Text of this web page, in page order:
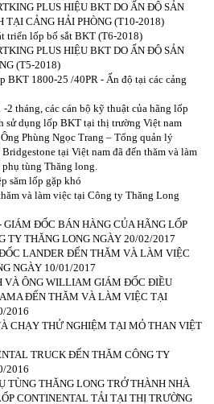
PLUS HIỆU BKT DO ẤN ĐỘ SẢN
TẠI CẢNG HẢI PHÒNG (T10-2018)
triển lốp bố sắt BKT (T6-2018)
PLUS HIỆU BKT DO ẤN ĐỘ SẢN
(T5-2018)
BKT 1800-25 /40PR - Ấn độ tại các cảng
2 tháng, các cán bộ kỹ thuật của hãng lốp
dụng lốp BKT tại thị trường Việt nam
Phùng Ngọc Trang – Tổng quản lý
tại Việt nam đã đến thăm và làm
tùng Thăng long.
săm lốp gặp khó
và làm việc tại Công ty Thăng Long
GIÁM ĐỐC BÁN HÀNG CỦA HÃNG LỐP
TY THĂNG LONG NGÀY 20/02/2017
LANDER ĐẾN THĂM VÀ LÀM VIỆC
NGÀY 10/01/2017
VÀ ÔNG WILLIAM GIÁM ĐỐC ĐIỀU
ĐẾN THĂM VÀ LÀM VIỆC TẠI
2016
CHẠY THỬ NGHIỆM TẠI MỎ THAN VIỆT
TRUCK ĐẾN THĂM CÔNG TY
2016
TÙNG THĂNG LONG TRỞ THÀNH NHÀ
CONTINENTAL TẢI TẠI THỊ TRƯỜNG